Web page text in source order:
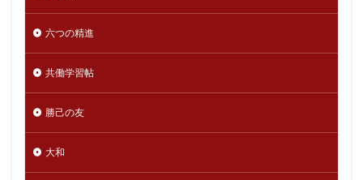
六つの精進
共働学習帖
勝己の友
大和